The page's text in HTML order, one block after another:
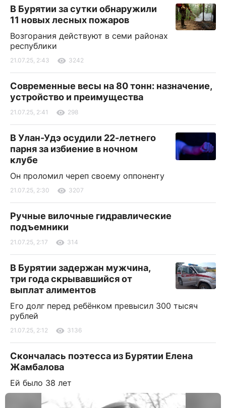
В Бурятии за сутки обнаружили
11 новых лесных пожаров
Возгорания действуют в семи районах
республики
21.07.25, 2:43 3242
Современные весы на 80 тонн: назначение,
устройство и преимущества
21.07.25, 2:41 298
В Улан-Удэ осудили 22-летнего
парня за избиение в ночном
клубе
Он проломил череп своему оппоненту
21.07.25, 2:30 3207
Ручные вилочные гидравлические
подъемники
21.07.25, 2:17 314
В Бурятии задержан мужчина,
три года скрывавшийся от
выплат алиментов
Его долг перед ребёнком превысил 300 тысяч
рублей
21.07.25, 2:12 3136
Скончалась поэтесса из Бурятии Елена
Жамбалова
Ей было 38 лет